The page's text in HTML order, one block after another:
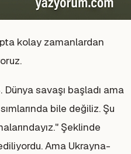
kolay zamanlardan
savaşı başladı ama
bile değiliz. Şu
Şeklinde
Ama Ukrayna-